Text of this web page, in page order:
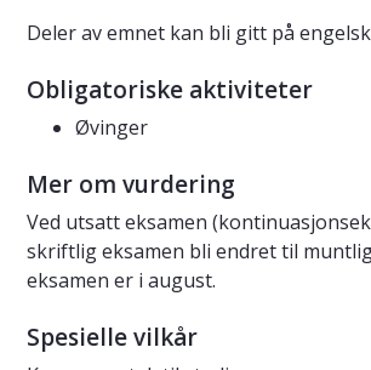
Deler av emnet kan bli gitt på
Obligatoriske aktiviteter
Øvinger
Mer om vurdering
Ved utsatt eksamen
skriftlig eksamen bli endret til
eksamen er i august.
Spesielle vilkår